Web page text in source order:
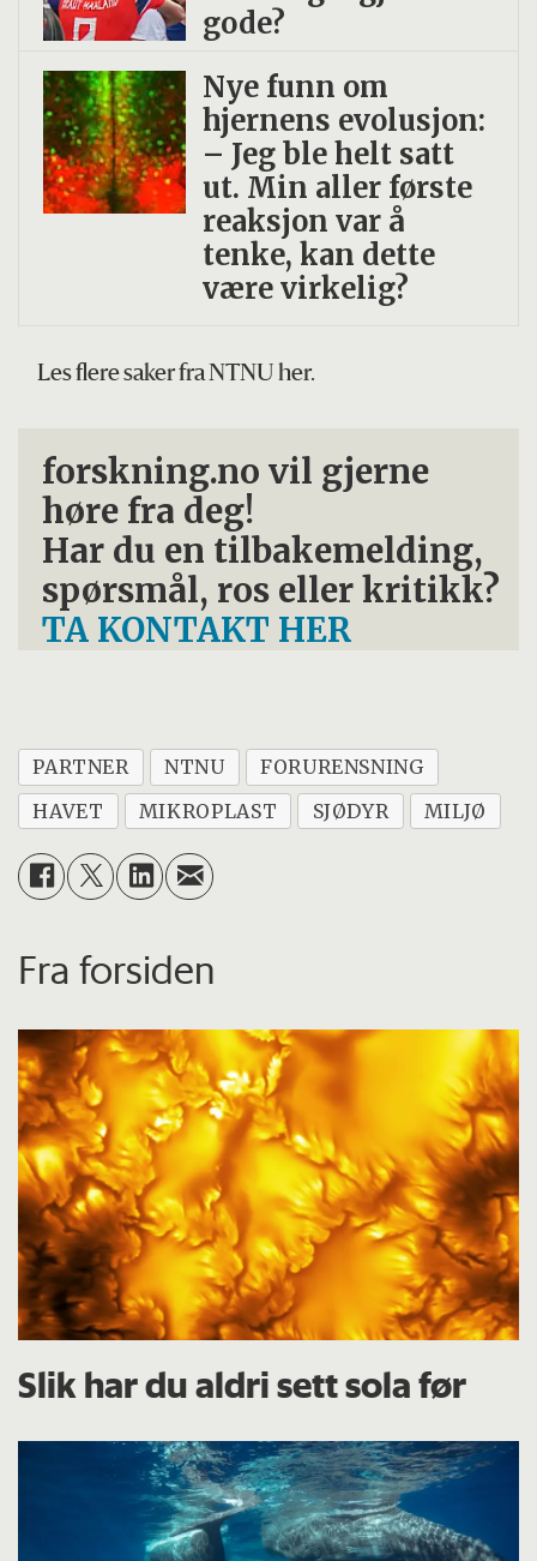
gode?
Nye funn om
hjernens evolusjon:
– Jeg ble helt satt
ut. Min aller første
reaksjon var å
tenke, kan dette
være virkelig?
Les flere saker fra NTNU her.
forskning.no vil gjerne
høre fra deg!
Har du en tilbakemelding,
spørsmål, ros eller kritikk?
TA KONTAKT HER
PARTNER NTNU
FORURENSNING
HAVET
MIKROPLAST SJØDYR MILJØ
Fra forsiden
Slik har du aldri sett sola før